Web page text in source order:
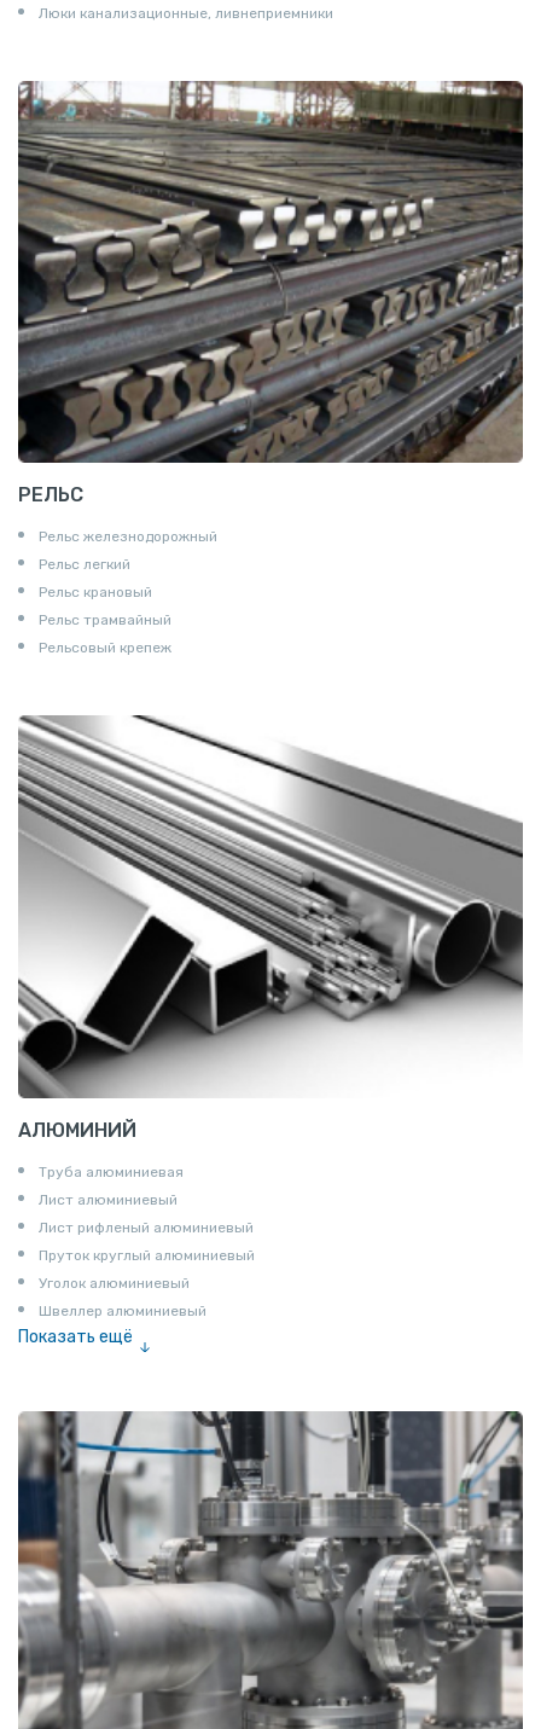
Люки канализационные, ливнеприемники
РЕЛЬС
Рельс железнодорожный
Рельс легкий
Рельс крановый
Рельс трамвайный
Рельсовый крепеж
АЛЮМИНИЙ
Труба алюминиевая
Лист алюминиевый
Лист рифленый алюминиевый
Пруток круглый алюминиевый
Уголок алюминиевый
Швеллер алюминиевый
Показать ещё
Шина электротехническая
Алюминиевая плита
Z профиль алюминиевый
Т профиль алюминиевый
Пруток квадратный алюминиевый
Полоса алюминиевая
Пруток шестигранный алюминиевый